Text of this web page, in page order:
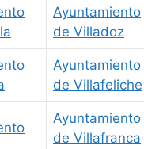
Ayuntamiento
de Villadoz
Ayuntamiento
de Villafeliche
Ayuntamiento
de Villafranca